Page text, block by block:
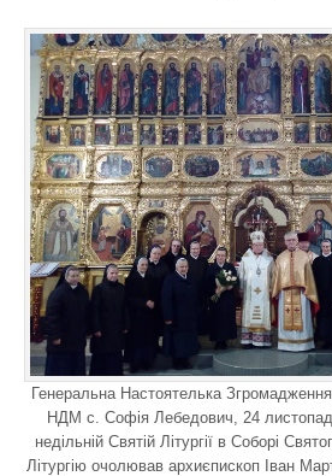
Генеральна Настоятелька
НДМ с. Софія Лебедович, 24
недільній Святій Літургії в Соборі
Літургію очолював архиєпископ Іван